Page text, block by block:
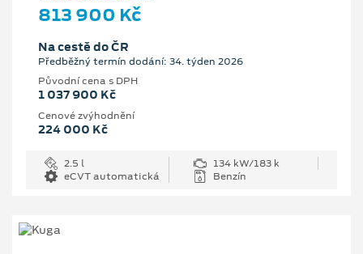
813 900 Kč
Na cestě do ČR
Předběžný termín dodání: 34. týden 2026
Původní cena s DPH
1 037 900 Kč
Cenové zvýhodnění
224 000 Kč
2.5 l
134 kW/183 k
eCVT automatická
Benzín